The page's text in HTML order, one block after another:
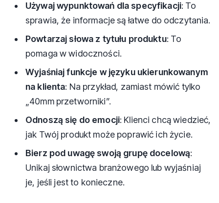
Używaj wypunktowań dla specyfikacji: To
sprawia, że informacje są łatwe do odczytania.
Powtarzaj słowa z tytułu produktu: To
pomaga w widoczności.
Wyjaśniaj funkcje w języku ukierunkowanym
na klienta: Na przykład, zamiast mówić tylko
„40mm przetworniki”.
Odnoszą się do emocji: Klienci chcą wiedzieć,
jak Twój produkt może poprawić ich życie.
Bierz pod uwagę swoją grupę docelową:
Unikaj słownictwa branżowego lub wyjaśniaj
je, jeśli jest to konieczne.